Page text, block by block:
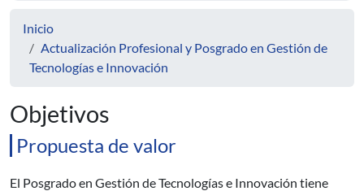
Inicio
Actualización Profesional y Posgrado en Gestión de
Tecnologías e Innovación
Objetivos
Propuesta de valor
El Posgrado en Gestión de Tecnologías e Innovación tiene